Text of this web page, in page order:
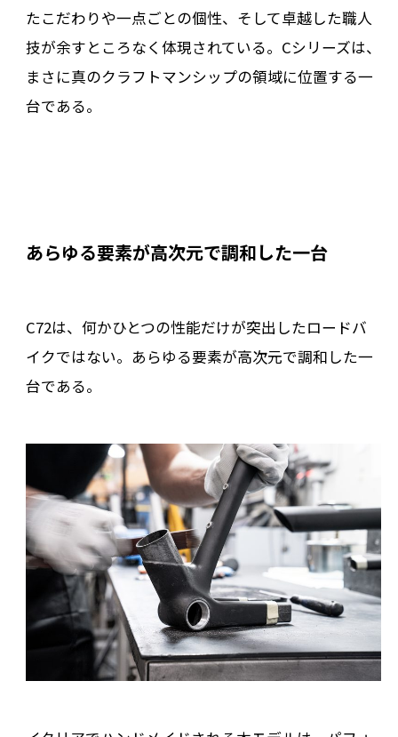
たこだわりや一点ごとの個性、そして卓越した職人
技が余すところなく体現されている。Cシリーズは、
まさに真のクラフトマンシップの領域に位置する一
台である。
あらゆる要素が高次元で調和した一台
C72は、何かひとつの性能だけが突出したロードバ
イクではない。あらゆる要素が高次元で調和した一
台である。